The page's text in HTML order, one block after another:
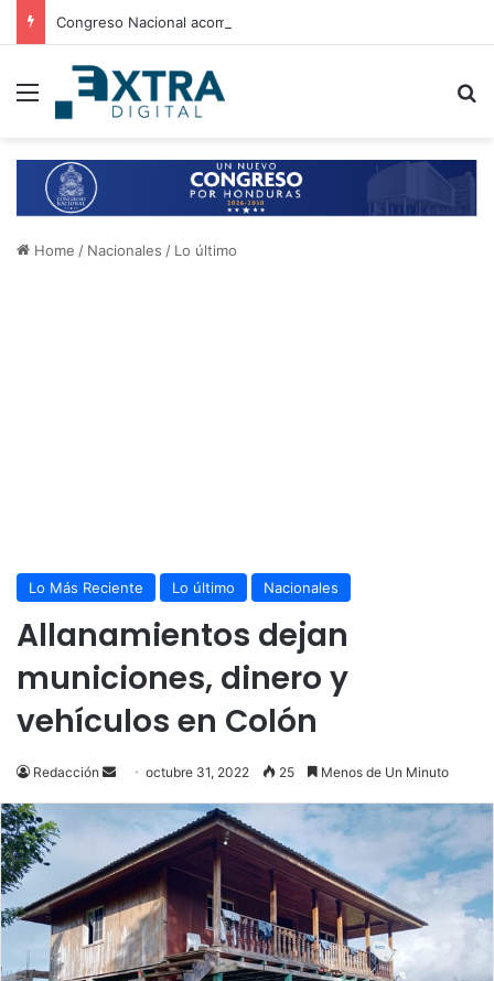
Menu
Home / Nacionales / Lo último
Lo Más Reciente Lo último Nacionales
Allanamientos dejan
municiones, dinero y
vehículos en Colón
Redacción
Send
email
octubre 31, 2022 25 Menos de Un Minuto